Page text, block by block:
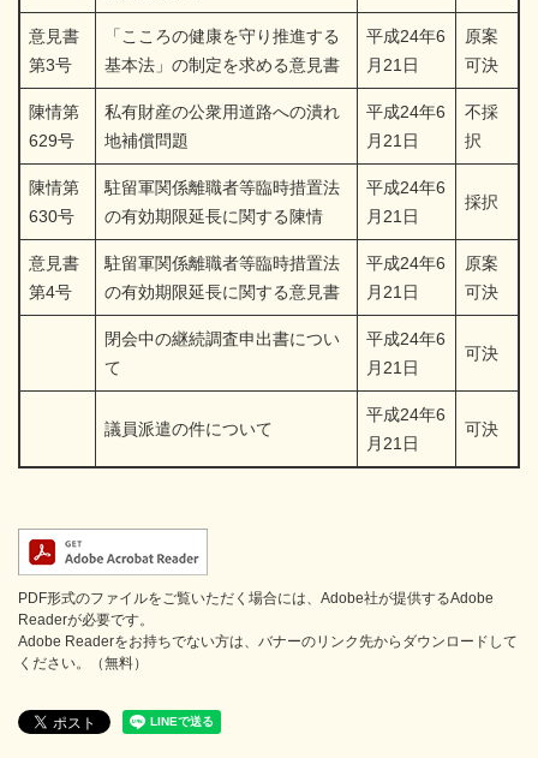
意見書
第3号
「こころの健康を守り推進する
基本法」の制定を求める意見書
平成24年6
月21日
原案
可決
陳情第
629号
私有財産の公衆用道路への潰れ
地補償問題
平成24年6
月21日
不採
択
陳情第
630号
駐留軍関係離職者等臨時措置法
の有効期限延長に関する陳情
平成24年6
月21日
採択
意見書
第4号
駐留軍関係離職者等臨時措置法
の有効期限延長に関する意見書
平成24年6
月21日
原案
可決
閉会中の継続調査申出書につい
て
平成24年6
月21日
可決
議員派遣の件について
平成24年6
月21日
可決
PDF形式のファイルをご覧いただく場合には、Adobe社が提供するAdobe
Readerが必要です。
Adobe Readerをお持ちでない方は、バナーのリンク先からダウンロードして
ください。（無料）